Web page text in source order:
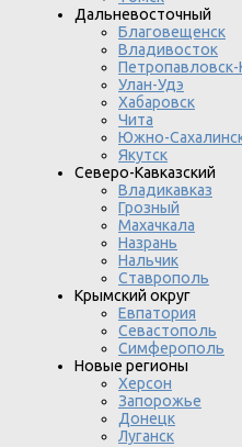
Дальневосточный
Благовещенск
Владивосток
Петропавловск-
Улан-Удэ
Хабаровск
Чита
Южно-
Якутск
Северо-Кавказский
Владикавказ
Грозный
Махачкала
Назрань
Нальчик
Ставрополь
Крымский округ
Евпатория
Севастополь
Симферополь
Новые регионы
Херсон
Запорожье
Донецк
Луганск